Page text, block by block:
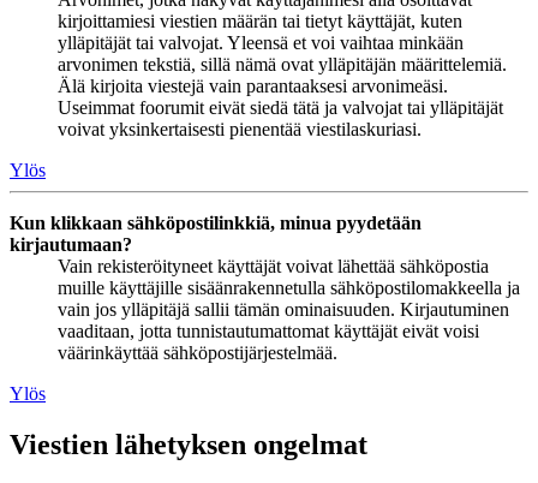
kirjoittamiesi viestien määrän tai tietyt käyttäjät, kuten
ylläpitäjät tai valvojat. Yleensä et voi vaihtaa minkään
arvonimen tekstiä, sillä nämä ovat ylläpitäjän määrittelemiä.
Älä kirjoita viestejä vain parantaaksesi arvonimeäsi.
Useimmat foorumit eivät siedä tätä ja valvojat tai ylläpitäjät
voivat yksinkertaisesti pienentää viestilaskuriasi.
Ylös
Kun klikkaan sähköpostilinkkiä, minua pyydetään
kirjautumaan?
Vain rekisteröityneet käyttäjät voivat lähettää sähköpostia
muille käyttäjille sisäänrakennetulla sähköpostilomakkeella ja
vain jos ylläpitäjä sallii tämän ominaisuuden. Kirjautuminen
vaaditaan, jotta tunnistautumattomat käyttäjät eivät voisi
väärinkäyttää sähköpostijärjestelmää.
Ylös
Viestien lähetyksen ongelmat